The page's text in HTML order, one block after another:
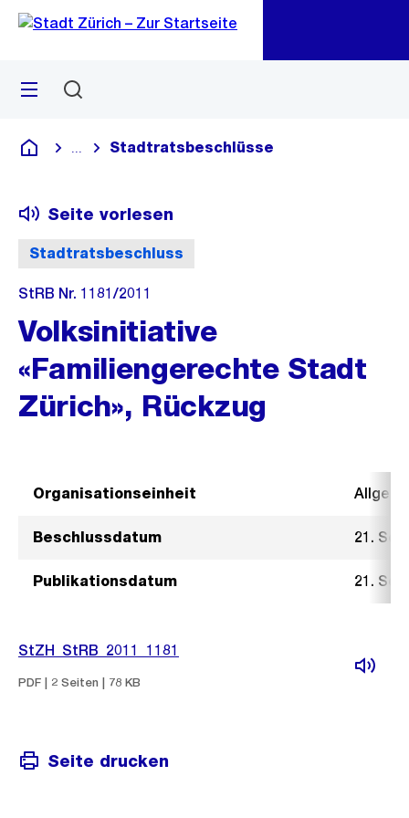
Navigation
Sprunglink
Menü
Deutsch
Blende alle Breadcrumbs ein
Stadtratsbeschlüsse
Stadtratsbeschluss
Seite vorlesen
StRB Nr. 1181/2011
Volksinitiative
«Familiengerechte Stadt
Zürich», Rückzug
Organisationseinheit
Beschlussdatum 21.
Publikationsdatum 21.
StZH_StRB_2011_1181
PDF | 2 Seiten | 78 KB
Seite drucken